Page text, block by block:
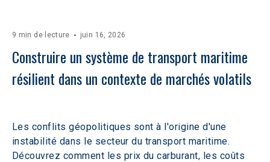
9 min de lecture juin 16, 2026
Construire un système de transport maritime
résilient dans un contexte de marchés volatils
Les conflits géopolitiques sont à l'origine d'une
instabilité dans le secteur du transport maritime.
Découvrez comment les prix du carburant, les coûts